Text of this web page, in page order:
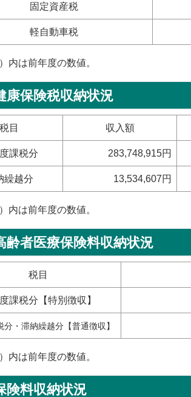
固定資産税
軽自動車税
内は前年度の数値。
康保険税収納状況
税目 収入額
課税分 283,748,915円
繰越分 13,534,607円
内は前年度の数値。
齢者医療保険料収納状況
税目
課税分【特別徴収】
分・滞納繰越分【普通徴収】
内は前年度の数値。
険料収納状況